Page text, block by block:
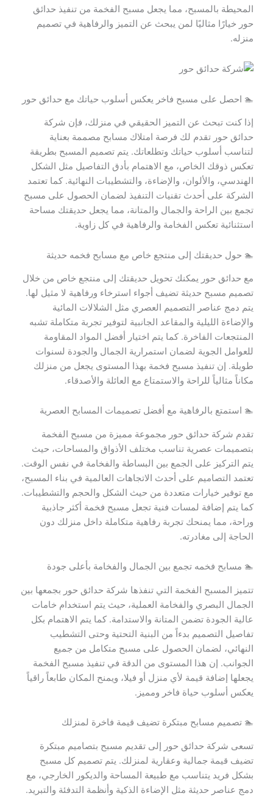
المحيطة بالمسبح، مما يجعل مسبح الفخمة من تنفيذ حدائق
حور خيارًا مثاليًا لمن يبحث عن التميز والرفاهية في تصميم
منزله.
🏊 احصل على مسبح فاخر يعكس أسلوب حياتك مع حدائق حور
إذا كنت تبحث عن التميز الحقيقي في منزلك، فإن شركة
حدائق حور تقدم لك فرصة امتلاك مسابح مصممة بعناية
لتناسب أسلوب حياتك وتطلعاتك. يتم تصميم المسبح بطريقة
تعكس ذوقك الخاص، مع الاهتمام بأدق التفاصيل مثل الشكل
الهندسي، والألوان، والإضاءة، والتشطيبات النهائية. كما تعتمد
الشركة على أحدث تقنيات التنفيذ لضمان الحصول على مسبح
تجمع بين الراحة والجمال والمتانة، مما يجعل حديقتك مساحة
استثنائية تعكس الفخامة والرفاهية في كل زاوية.
🏊 حول حديقتك إلى منتجع خاص مع مسابح فخمه حديثة
مع حدائق حور يمكنك تحويل حديقتك إلى منتجع خاص من خلال
تصميم مسبح حديثة تضيف أجواء استرخاء ورفاهية لا مثيل لها.
يتم دمج عناصر التصميم العصري مثل الشلالات المائية
والإضاءة الليلية والمقاعد الجانبية لتوفير تجربة متكاملة تشبه
المنتجعات الفاخرة. كما يتم اختيار أفضل المواد المقاومة
للعوامل الجوية لضمان استمرارية الجمال والجودة لسنوات
طويلة. إن تنفيذ مسبح فخمة بهذا المستوى يجعل من منزلك
مكاناً مثالياً للراحة والاستمتاع مع العائلة والأصدقاء.
🏊 استمتع بالرفاهية مع أفضل تصميمات المسابح العصرية
تقدم شركة حدائق حور مجموعة مميزة من مسبح الفخمة
بتصميمات عصرية تناسب مختلف الأذواق والمساحات، حيث
يتم التركيز على الجمع بين البساطة والفخامة في نفس الوقت.
تعتمد التصاميم على أحدث الاتجاهات العالمية في بناء المسبح،
مع توفير خيارات متعددة من حيث الشكل والحجم والتشطيبات.
كما يتم إضافة لمسات فنية تجعل مسبح فخمة أكثر جاذبية
وراحة، مما يمنحك تجربة رفاهية متكاملة داخل منزلك دون
الحاجة إلى مغادرته.
🏊 مسابح فخمه تجمع بين الجمال والفخامة بأعلى جودة
تتميز المسبح الفخمة التي تنفذها شركة حدائق حور بجمعها بين
الجمال البصري والفخامة العملية، حيث يتم استخدام خامات
عالية الجودة تضمن المتانة والاستدامة. كما يتم الاهتمام بكل
تفاصيل التصميم بدءاً من البنية التحتية وحتى التشطيب
النهائي، لضمان الحصول على مسبح متكامل من جميع
الجوانب. إن هذا المستوى من الدقة في تنفيذ مسبح الفخمة
يجعلها إضافة قيمة لأي منزل أو فيلا، ويمنح المكان طابعاً راقياً
يعكس أسلوب حياة فاخر ومميز.
🏊 تصميم مسابح مبتكرة تضيف قيمة فاخرة لمنزلك
تسعى شركة حدائق حور إلى تقديم مسبح بتصاميم مبتكرة
تضيف قيمة جمالية وعقارية لمنزلك. يتم تصميم كل مسبح
بشكل فريد يتناسب مع طبيعة المساحة والديكور الخارجي، مع
دمج عناصر حديثة مثل الإضاءة الذكية وأنظمة التدفئة والتبريد.